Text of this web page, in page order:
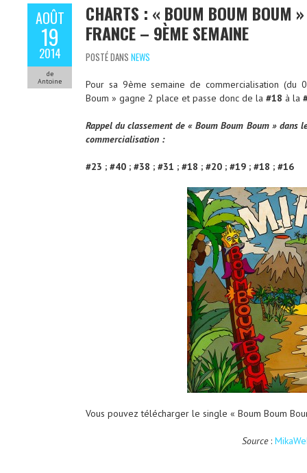
AOÛT
19
2014
de
Antoine
CHARTS : « BOUM BOUM BOUM »
FRANCE – 9ÈME SEMAINE
POSTÉ DANS NEWS
Pour sa 9ème semaine de commercialisation
Boum » gagne 2 place et passe donc de la #18 à la
Rappel du classement de « Boum Boum Boum » dans
commercialisation :
#23 ; #40 ; #38 ; #31 ; #18 ; #20 ; #19 ; #18 ; #16
Vous pouvez télécharger le single « Boum Boum
Source: